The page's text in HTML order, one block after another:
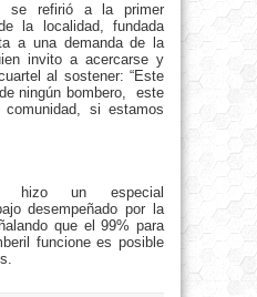
se refirió a la primer
la localidad, fundada
a una demanda de la
invito a acercarse y
al sostener: “Este
ningún bombero, este
si estamos
hizo un especial
desempeñado por la
que el 99% para
funcione es posible